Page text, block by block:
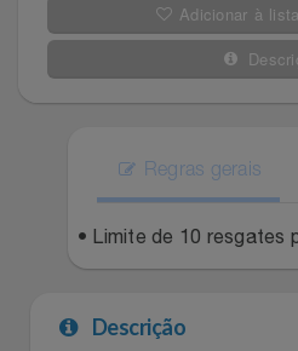
SEU VALE TE ESPERANDO
TOP STORE 8.8
Celulares E Smartphone
Cosméticos
Eletrodomésticos
Eletroportáteis
Electrolux
Fortaleza
Gama Italy
Giftty
Extra
John John
Le Lis
Adicionar à
Regras gerais
• Limite de 10 resgates
Descrição